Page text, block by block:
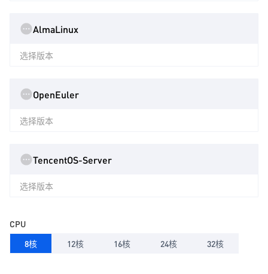
AlmaLinux
选择版本
OpenEuler
选择版本
TencentOS-Server
选择版本
CPU
8核
12核 16核 24核 32核